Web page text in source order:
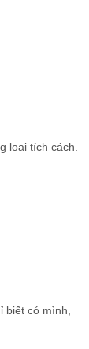
loại tích cách.
có mình,